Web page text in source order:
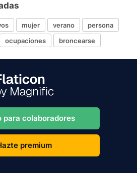
mujer verano
persona
ocupaciones broncearse
para colaboradores
premium